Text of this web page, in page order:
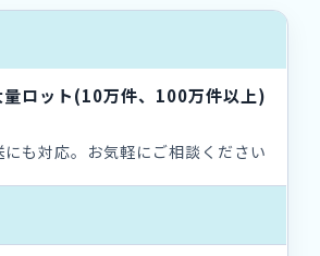
量ロット(10万件、100万件以上)
も対応。お気軽にご相談ください